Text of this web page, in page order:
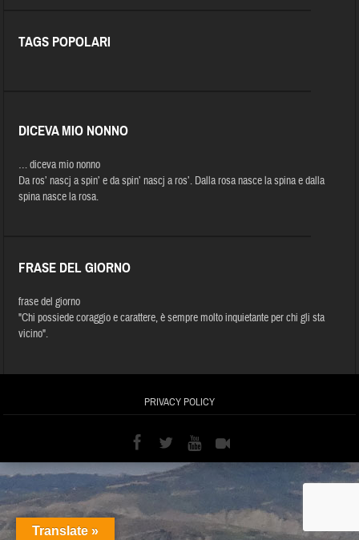
TAGS POPOLARI
DICEVA MIO NONNO
… diceva mio nonno
Da ros’ nascj a spin’ e da spin’ nascj a ros’. Dalla rosa nasce la spina e dalla
spina nasce la rosa.
FRASE DEL GIORNO
frase del giorno
"Chi possiede coraggio e carattere, è sempre molto inquietante per chi gli sta
vicino".
PRIVACY POLICY
Translate »